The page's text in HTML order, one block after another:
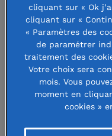
janvier 2022, le
des artistes
cliquant sur « Ok
cliquant sur «
« Paramètres des
de paramétrer
traitement des
Votre choix sera
mois. Vous
moment en
cookies »